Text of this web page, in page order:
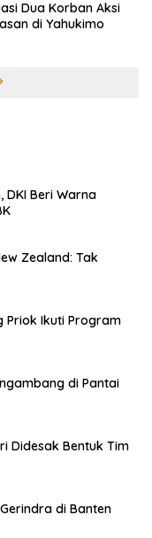
Dua Korban Aksi
di Yahukimo
DKI Beri Warna
Zealand: Tak
Priok Ikuti Program
di Pantai
Didesak Bentuk Tim
di Banten